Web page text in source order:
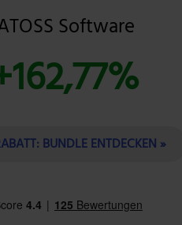
Software
BUNDLE ENTDECKEN »